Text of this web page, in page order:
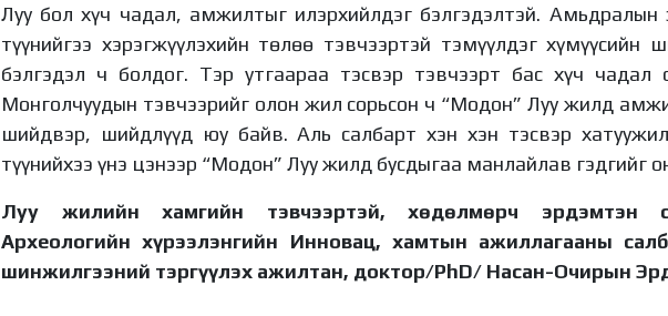
Луу бол хүч чадал, амжилтыг илэрхийлдэг бэлгэдэлтэй. Амьдралын
түүнийгээ хэрэгжүүлэхийн төлөө тэвчээртэй тэмүүлдэг хүмүүсийн
бэлгэдэл ч болдог. Тэр утгаараа тэсвэр тэвчээрт бас хүч чадал
Монголчуудын тэвчээрийг олон жил сорьсон ч “Модон” Луу жилд
шийдвэр, шийдлүүд юу байв. Аль салбарт хэн хэн тэсвэр
түүнийхээ үнэ цэнээр “Модон” Луу жилд бусдыгаа манлайлав гэдгийг
Луу жилийн хамгийн тэвчээртэй, хөдөлмөрч эрдэмтэн
Археологийн хүрээлэнгийн Инновац, хамтын ажиллагааны
шинжилгээний тэргүүлэх ажилтан, доктор/PhD/ Насан-Очирын